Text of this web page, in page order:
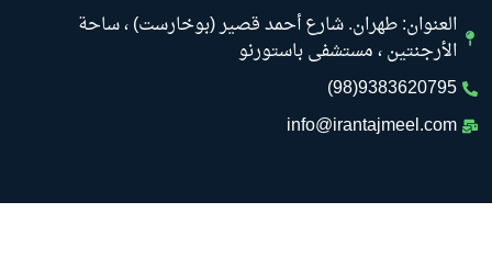
العنوان: طهران. شارع أحمد قصير (بوخارست) ، ساحة
الأرجنتين ، مستشفى باستورنو
9383620795(98)
info@irantajmeel.com